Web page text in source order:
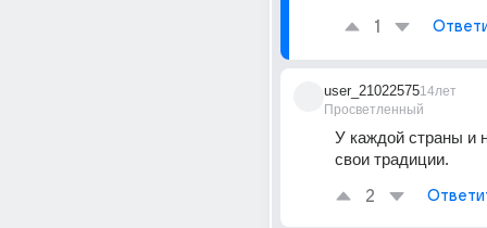
1
user_21022575
Просветленный
14лет
У каждой страны и
свои традиции.
2